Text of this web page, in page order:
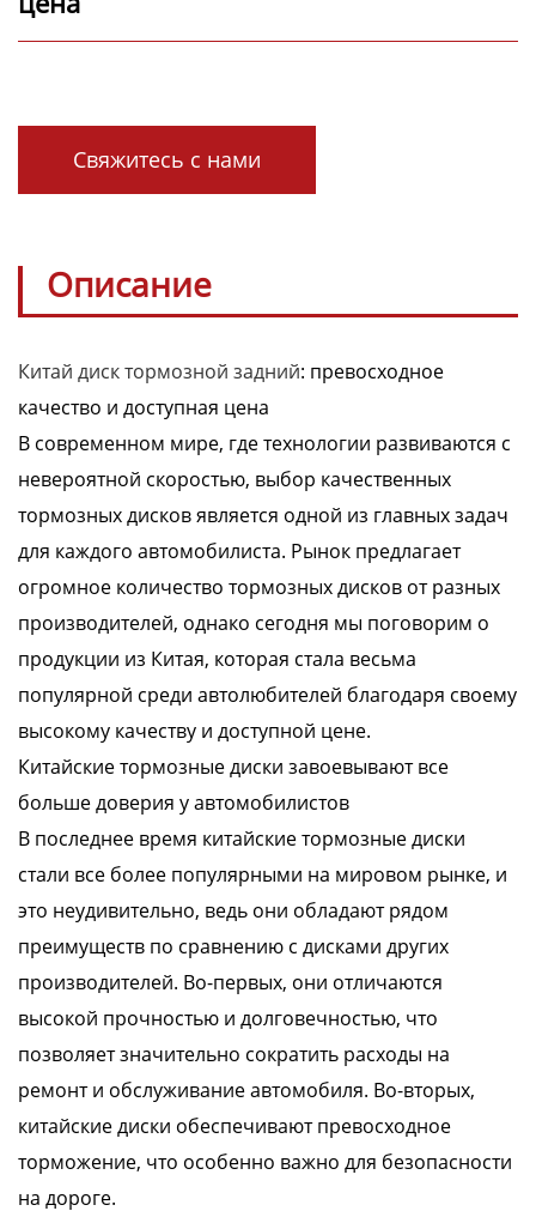
Свяжитесь с нами
Описание
Китай диск тормозной задний: превосходное
качество и доступная цена
В современном мире, где технологии развиваются с
невероятной скоростью, выбор качественных
тормозных дисков является одной из главных задач
для каждого автомобилиста. Рынок предлагает
огромное количество тормозных дисков от разных
производителей, однако сегодня мы поговорим о
продукции из Китая, которая стала весьма
популярной среди автолюбителей благодаря своему
высокому качеству и доступной цене.
Китайские тормозные диски завоевывают все
больше доверия у автомобилистов
В последнее время китайские тормозные диски
стали все более популярными на мировом рынке, и
это неудивительно, ведь они обладают рядом
преимуществ по сравнению с дисками других
производителей. Во-первых, они отличаются
высокой прочностью и долговечностью, что
позволяет значительно сократить расходы на
ремонт и обслуживание автомобиля. Во-вторых,
китайские диски обеспечивают превосходное
торможение, что особенно важно для безопасности
на дороге.